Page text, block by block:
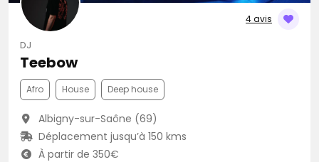
4 avis
DJ
Teebow
Afro House Deep house
Albigny-sur-Saône (69)
Déplacement jusqu’à 150 kms
À partir de 350€